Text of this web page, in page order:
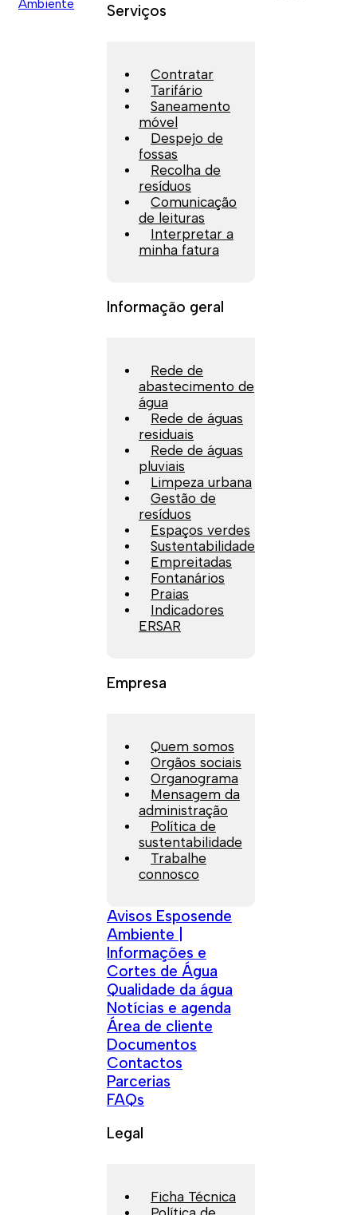
Serviços
Contratar
Tarifário
Saneamento
móvel
Despejo de
fossas
Recolha de
resíduos
Comunicação
de leituras
Interpretar a
minha fatura
Informação geral
Rede de
abastecimento de
água
Rede de águas
residuais
Rede de águas
pluviais
Limpeza urbana
Gestão de
resíduos
Espaços verdes
Sustentabilidade
Empreitadas
Fontanários
Praias
Indicadores
ERSAR
Empresa
Quem somos
Orgãos sociais
Organograma
Mensagem da
administração
Política de
sustentabilidade
Trabalhe
connosco
Avisos Esposende
Ambiente |
Informações e
Cortes de Água
Qualidade da água
Notícias e agenda
Área de cliente
Documentos
Contactos
Parcerias
FAQs
Legal
Ficha Técnica